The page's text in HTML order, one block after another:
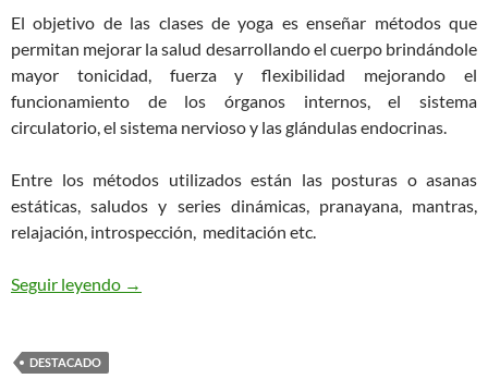
El objetivo de las clases de yoga es enseñar métodos que
permitan mejorar la salud desarrollando el cuerpo brindándole
mayor tonicidad, fuerza y flexibilidad mejorando el
funcionamiento de los órganos internos, el sistema
circulatorio, el sistema nervioso y las glándulas endocrinas.
Entre los métodos utilizados están las posturas o asanas
estáticas, saludos y series dinámicas, pranayana, mantras,
relajación, introspección, meditación etc.
Seguir leyendo Qué es Yoga?
→
DESTACADO